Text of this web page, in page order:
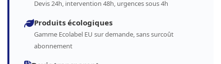
Devis 24h, intervention 48h, urgences sous 4h
Produits écologiques
Gamme Ecolabel EU sur demande, sans surcoût
abonnement